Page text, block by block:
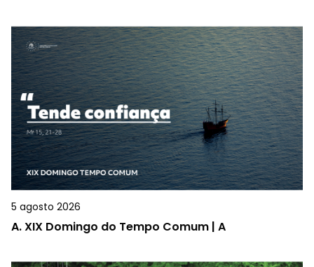
5 agosto 2026
A.XIX Domingo do Tempo Comum | A